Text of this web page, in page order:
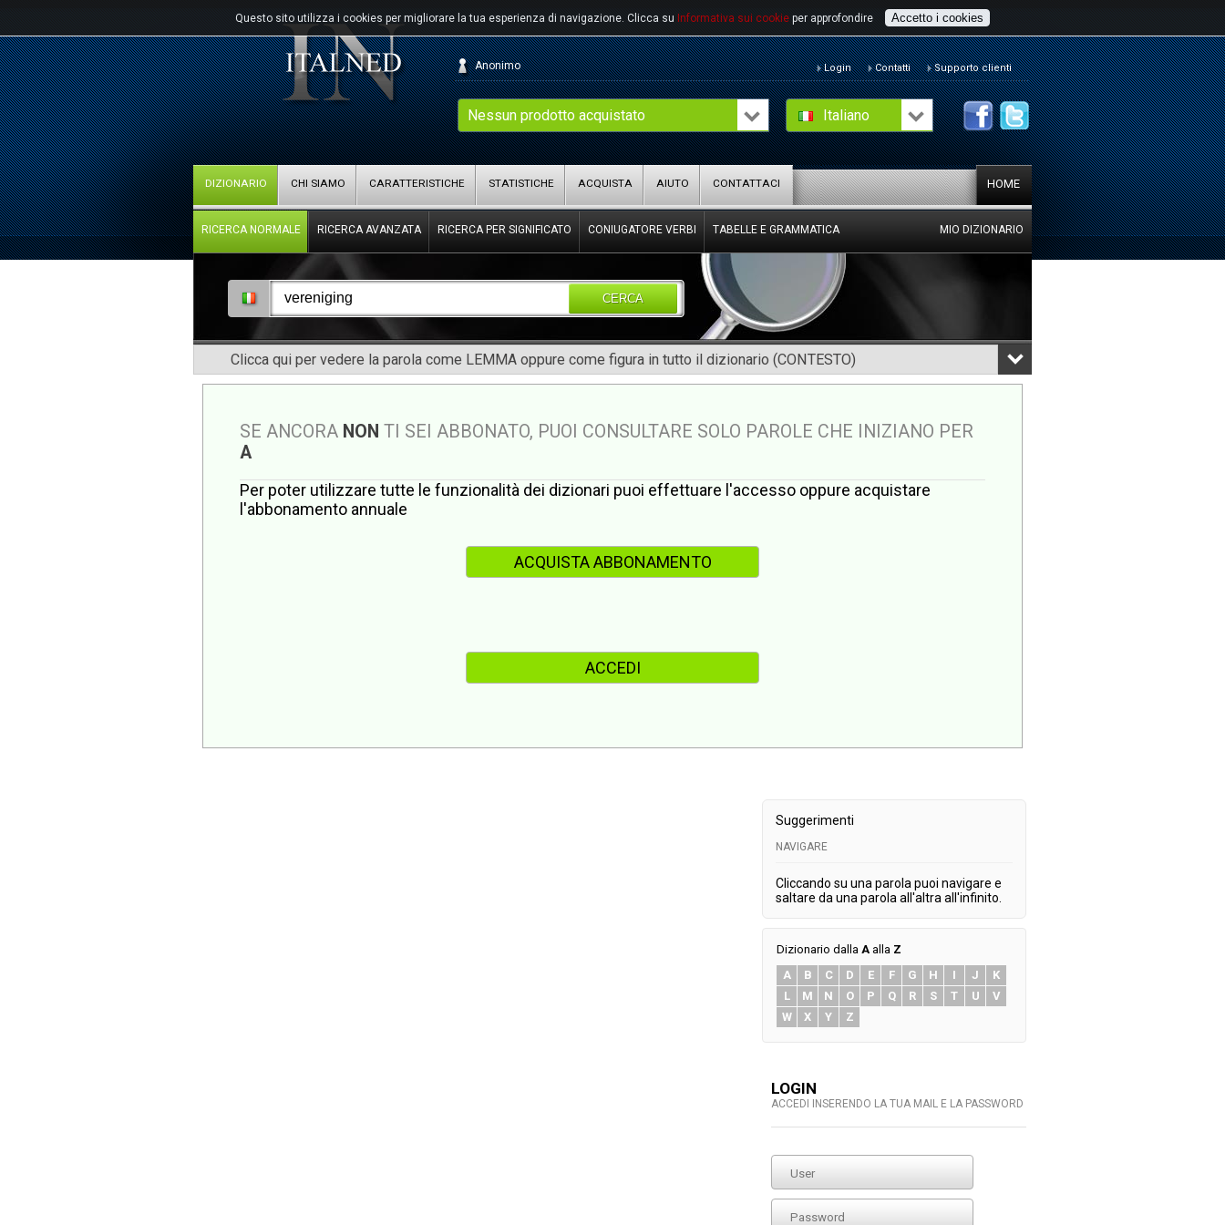
Questo sito utilizza i cookies per migliorare la tua esperienza di navigazione. Clicca su Informativa sui cookie per approfondire Accetto i cookies
Italiano
Nessun prodotto acquistato
Anonimo Login Contatti Supporto clienti
HOME
DIZIONARIO CHI SIAMO CARATTERISTICHE STATISTICHE ACQUISTA AIUTO CONTATTACI
RICERCA NORMALE RICERCA AVANZATA RICERCA PER SIGNIFICATO CONIUGATORE VERBI TABELLE E GRAMMATICA MIO DIZIONARIO
CERCA
Clicca qui per vedere la parola come LEMMA oppure come figura in tutto il dizionario (CONTESTO)
SE ANCORA NON TI SEI ABBONATO, PUOI CONSULTARE SOLO PAROLE CHE INIZIANO PER
A
Per poter utilizzare tutte le funzionalità dei dizionari puoi effettuare l'accesso oppure acquistare
l'abbonamento annuale
ACQUISTA ABBONAMENTO
ACCEDI
Suggerimenti
NAVIGARE
Cliccando su una parola puoi navigare e
saltare da una parola all'altra all'infinito.
Dizionario dalla A alla Z
A
B C D E F G H I J
K
L
M N O P Q R S T U
V
W
X Y Z
LOGIN
ACCEDI INSERENDO LA TUA MAIL E LA PASSWORD